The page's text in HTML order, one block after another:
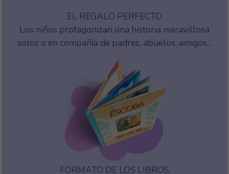
EL REGALO PERFECTO
Los niños protagonizan una historia maravillosa
solos o en compañía de padres, abuelos, amigos...
FORMATO DE LOS LIBROS